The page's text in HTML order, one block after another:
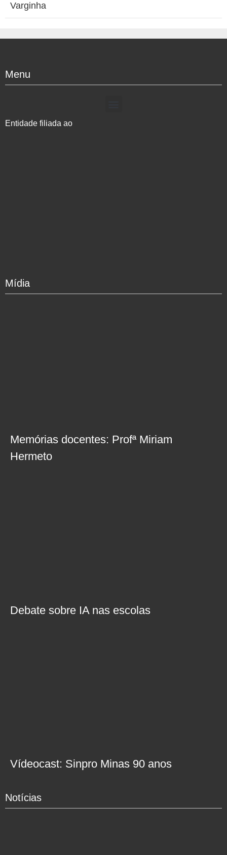
Varginha
Menu
Entidade filiada ao
Mídia
Memórias docentes: Profª Miriam
Hermeto
Debate sobre IA nas escolas
Vídeocast: Sinpro Minas 90 anos
Notícias